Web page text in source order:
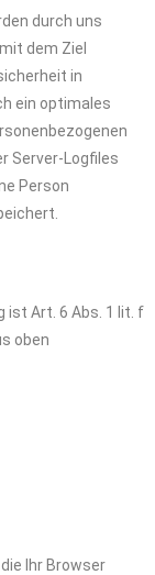
durch uns
dem Ziel
in
ein optimales
Server-Logfiles
Person
ist Art. 6 Abs. 1 lit. f
oben
Ihr Browser